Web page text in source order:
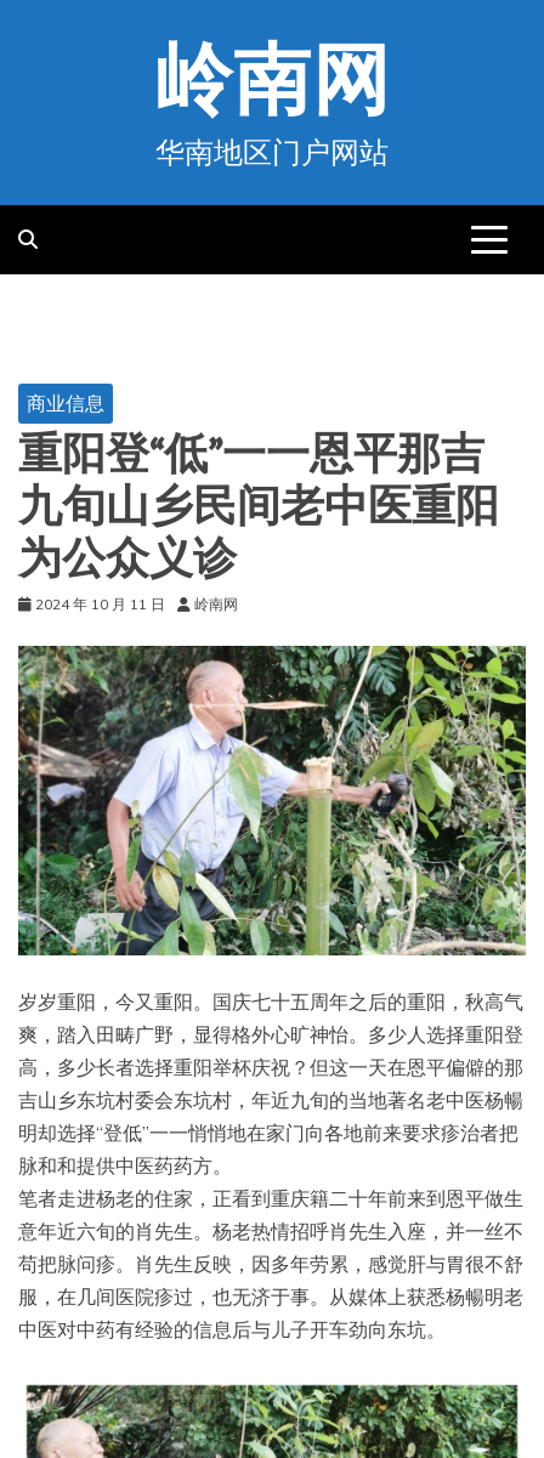
岭南网
华南地区门户网站
商业信息
重阳登“低”一一恩平那吉
九旬山乡民间老中医重阳
为公众义诊
2024 年 10 月 11 日 岭南网
岁岁重阳，今又重阳。国庆七十五周年之后的重阳，秋高气
爽，踏入田畴广野，显得格外心旷神怡。多少人选择重阳登
高，多少长者选择重阳举杯庆祝？但这一天在恩平偏僻的那
吉山乡东坑村委会东坑村，年近九旬的当地著名老中医杨暢
明却选择“登低”一一悄悄地在家门向各地前来要求疹治者把
脉和和提供中医药药方。
笔者走进杨老的住家，正看到重庆籍二十年前来到恩平做生
意年近六旬的肖先生。杨老热情招呼肖先生入座，并一丝不
苟把脉问疹。肖先生反映，因多年劳累，感觉肝与胃很不舒
服，在几间医院疹过，也无济于事。从媒体上获悉杨暢明老
中医对中药有经验的信息后与儿子开车劲向东坑。